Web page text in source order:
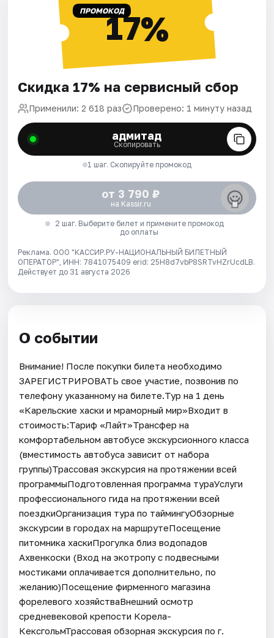
ПРОМОКОД17%
Скидка 17% на сервисный сбор
Применили: 2 618 раз Проверено: 1 минуту назад
адмитад
Скопировать
1 шаг. Скопируйте промокод
от 3 790 ₽
на Kassir.ru
2 шаг. Выберите билет и примените промокод
до оплаты
Реклама. ООО "КАССИР.РУ-НАЦИОНАЛЬНЫЙ БИЛЕТНЫЙ
ОПЕРАТОР", ИНН: 7841075409 erid: 25H8d7vbP8SRTvHZrUcdLB.
Действует до 31 августа 2026
О событии
Внимание! После покупки билета необходимо
ЗАРЕГИСТРИРОВАТЬ свое участие, позвонив по
телефону указанному на билете.Тур на 1 день
«Карельские хаски и мраморный мир»Входит в
стоимость:Тариф «Лайт»Трансфер на
комфортабельном автобусе экскурсионного класса
(вместимость автобуса зависит от набора
группы)Трассовая экскурсия на протяжении всей
программыПодготовленная программа тураУслуги
профессионального гида на протяжении всей
поездкиОрганизация тура по таймингуОбзорные
экскурсии в городах на маршрутеПосещение
питомника хаскиПрогулка близ водопадов
Ахвенкоски (Вход на экотропу с подвесными
мостиками оплачивается дополнительно, по
желанию)Посещение фирменного магазина
форелевого хозяйстваВнешний осмотр
средневековой крепости Корела-
КексгольмТрассовая обзорная экскурсия по г.